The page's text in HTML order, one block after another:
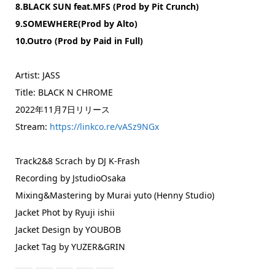
8.BLACK SUN feat.MFS (Prod by Pit Crunch)
9.SOMEWHERE(Prod by Alto)
10.Outro (Prod by Paid in Full)
Artist: JASS
Title: BLACK N CHROME
2022年11月7日リリース
Stream: https://linkco.re/vASz9NGx
Track2&8 Scrach by DJ K-Frash
Recording by JstudioOsaka
Mixing&Mastering by Murai yuto (Henny Studio)
Jacket Phot by Ryuji ishii
Jacket Design by YOUBOB
Jacket Tag by YUZER&GRIN